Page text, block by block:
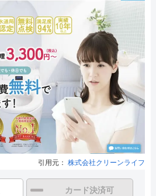
引用元： 株式会社クリーンライフ
カード決済可